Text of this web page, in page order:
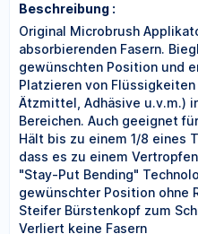
Beschreibung :
Original Microbrush
absorbierenden Fasern.
gewünschten Position und
Platzieren von Flüssigkeiten
Ätzmittel, Adhäsive u.v.m.)
Bereichen. Auch geeignet
Hält bis zu einem 1/8 eines
dass es zu einem
"Stay-Put Bending"
gewünschter Position ohne
Steifer Bürstenkopf zum
Verliert keine Fasern